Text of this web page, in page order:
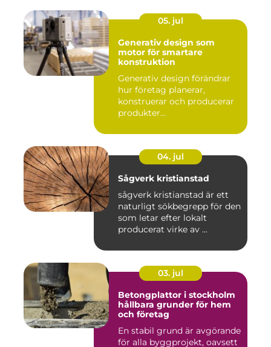
05. jul
Generativ design som
motor för smartare
konstruktion
Generativ design förändrar
hur företag planerar,
konstruerar och producerar
produkter...
04. jul
Sågverk kristianstad
sågverk kristianstad är ett
naturligt sökbegrepp för den
som letar efter lokalt
producerat virke av ...
03. jul
Betongplattor i stockholm
hållbara grunder för hem
och företag
En stabil grund är avgörande
för alla byggprojekt, oavsett